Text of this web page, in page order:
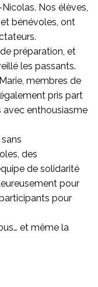
Nos élèves,
bénévoles, ont
préparation, et
les passants.
membres de
pris part
avec enthousiasme
des
de solidarité
pour
pour
et même la